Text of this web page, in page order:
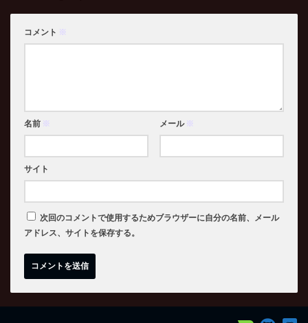
コメント ※
名前 ※ メール ※
サイト
次回のコメントで使用するためブラウザーに自分の名前、メール
アドレス、サイトを保存する。